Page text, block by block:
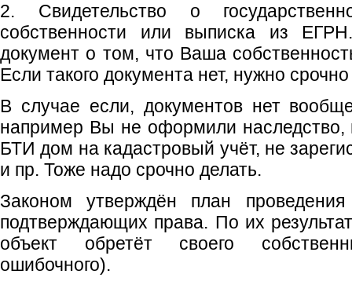
2. Свидетельство о
собственности или выписка из
документ о том, что Ваша
Если такого документа нет, нужно
В случае если, документов нет
например Вы не оформили наследство,
БТИ дом на кадастровый учёт, не
и пр. Тоже надо срочно делать.
Законом утверждён план
подтверждающих права. По их
объект обретёт своего
ошибочного).